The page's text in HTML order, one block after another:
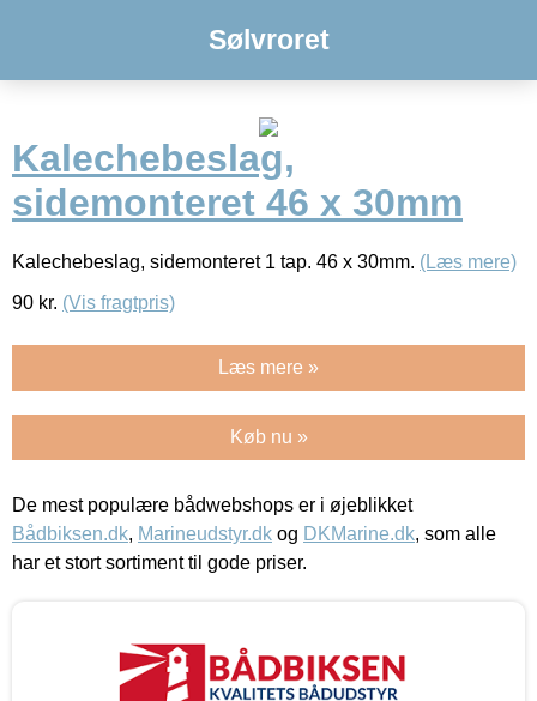
Sølvroret
Kalechebeslag,
sidemonteret 46 x 30mm
Kalechebeslag, sidemonteret 1 tap. 46 x 30mm. (Læs mere)
90 kr. (Vis fragtpris)
Læs mere »
Køb nu »
De mest populære bådwebshops er i øjeblikket
Bådbiksen.dk, Marineudstyr.dk og DKMarine.dk, som alle
har et stort sortiment til gode priser.